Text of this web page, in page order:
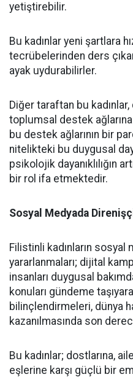
yetiştirebilir.
Bu kadınlar yeni şartlara
tecrübelerinden ders
ayak uydurabilirler.
Diğer taraftan bu
toplumsal destek
bu destek ağlarının bir
nitelikteki bu duygusal
psikolojik dayanıklılığın
bir rol ifa etmektedir.
Sosyal Medyada
Filistinli kadınların sosyal
yararlanmaları; dijital
insanları duygusal
konuları gündeme
bilinçlendirmeleri, dünya
kazanılmasında son
Bu kadınlar; dostlarına,
eşlerine karşı güçlü bir